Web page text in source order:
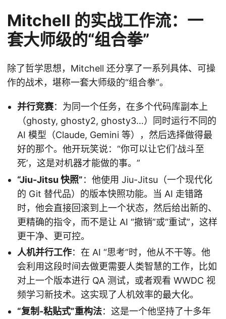
Mitchell 的实战工作流：一
套大师级的“组合拳”
除了哲学思想，Mitchell 还分享了一系列具体、可操
作的战术，堪称一套大师级的“组合拳”。
并行竞赛：为同一个任务，在多个代码库副本上
（ghosty, ghosty2, ghosty3…）同时运行不同的
AI 模型（Claude, Gemini 等），然后选择做得最
好的那个。他开玩笑说：“你可以让它们‘战斗至
死’，这是对机器才能做的事。”
“Jiu-Jitsu 快照”：他使用 Jiu-Jitsu（一个现代化
的 Git 替代品）的版本快照功能。当 AI 走错路
时，他会直接回滚到上一个状态，然后给出新的、
更精确的指令，而不是让 AI “撤销”或“重试”，这样
更干净、更可控。
人机并行工作：在 AI “思考”时，他从不干等。他
会利用这段时间去做更需要人类智慧的工作，比如
对上一个版本进行 QA 测试，或者观看 WWDC 视
频学习新技术。这实现了人机效率的最大化。
“复制-粘贴式”重构法：这是一个他坚持了十多年